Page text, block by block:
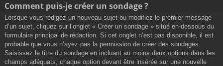
Comment puis-je créer un sondage ?
Lorsque vous rédigez un nouveau sujet ou modifiez le premier message
d’un sujet, cliquez sur l’onglet « Créer un sondage » situé en-dessous du
formulaire principal de rédaction. Si cet onglet n’est pas disponible, il est
probable que vous n’ayez pas la permission de créer des sondages.
Saisissez le titre du sondage en incluant au moins deux options dans les
champs adéquats, chaque option devant être insérée sur une nouvelle